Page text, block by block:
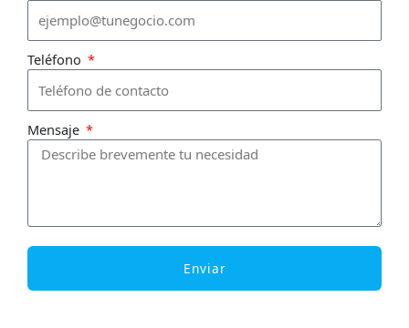
Teléfono
Mensaje
Enviar